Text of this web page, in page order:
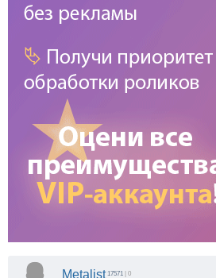
Metalist 17571 | 0